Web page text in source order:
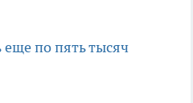
по пять тысяч